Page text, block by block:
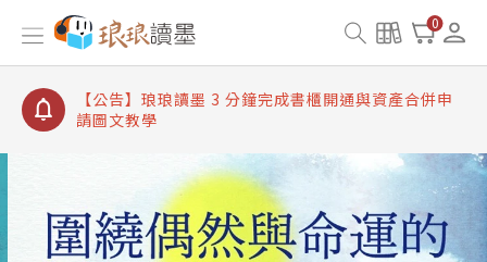
0
【公告】琅琅讀墨書櫃開通常見問題
【公告】琅琅讀墨 3 分鐘完成書櫃開通與資產合併申
【公告】琅琅書店服務升級重要說明及資產合併結果
查詢
【公告】琅琅讀墨數位閱讀資產合併與書櫃開通申請